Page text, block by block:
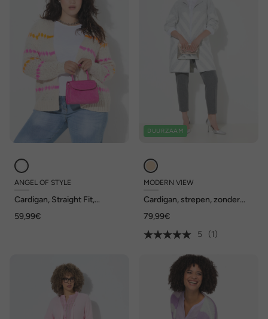
ANGEL OF STYLE
Cardigan, Straight Fit,
59,99€
DUURZAAM
MODERN VIEW
Cardigan, strepen, zonder
mouwen
79,99€
5
(1)